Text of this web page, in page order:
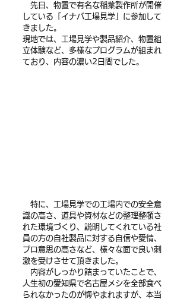
先日、物置で有名な稲葉製作所が開催
している「イナバ工場見学」に参加して
きました。
現地では、工場見学や製品紹介、物置組
立体験など、多様なプログラムが組まれ
ており、内容の濃い2日間でした。
特に、工場見学での工場内での安全意
識の高さ、道具や資材などの整理整頓さ
れた環境づくり、説明してくれている社
員の方の自社製品に対する自信や愛情、
プロ意思の高さなど、様々な面で良い刺
激を受けさせて頂きました。
内容がしっかり詰まっていたことで、
人生初の愛知県で名古屋メシを全部食べ
られなかったのが悔やまれますが、本当